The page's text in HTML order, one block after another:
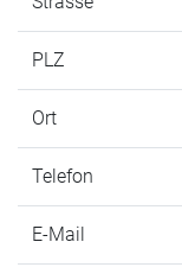
PLZ
Ort
Telefon
E-Mail